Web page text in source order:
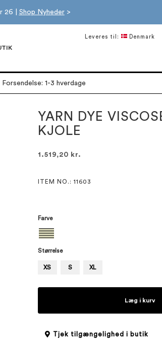
26 | Shop Nyheder>
Leveres til: Denmark
1-3 hverdage
YARN DYE
KJOLE
1.519,20 kr.
ITEM NO. : 11603
Farve
Størrelse
XS S XL
Læg i kurv
Tjek tilgængelighed i butik